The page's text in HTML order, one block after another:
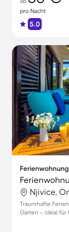
pro Nacht
5.0
Ferienwohnung
Njivice,
Traumhafte
Garten – ideal für